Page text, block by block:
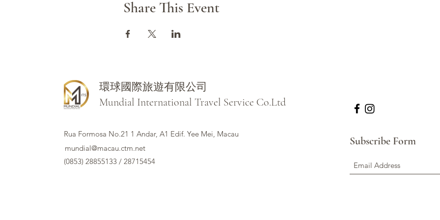
Share This Event
環球國際旅遊有限公司
Mundial International Travel Service Co.Ltd
Rua Formosa No.21 1 Andar, A1 Edif. Yee Mei, Macau
mundial@macau.ctm.net
(0853) 28855133 / 28715454
Subscribe Form